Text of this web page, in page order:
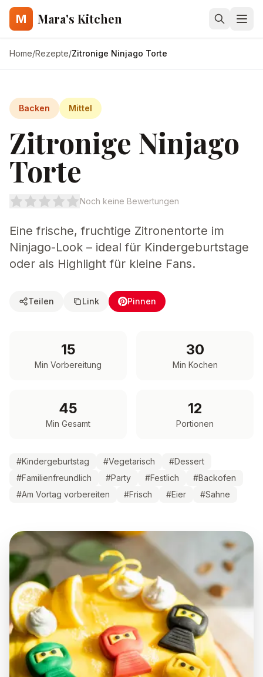
M Mara's Kitchen
Home/Rezepte/Zitronige Ninjago Torte
Backen Mittel
Zitronige Ninjago
Torte
Noch keine Bewertungen
Eine frische, fruchtige Zitronentorte im
Ninjago-Look – ideal für Kindergeburtstage
oder als Highlight für kleine Fans.
Teilen Link Pinnen
15
Min Vorbereitung
30
Min Kochen
45
Min Gesamt
12
Portionen
#Kindergeburtstag #Vegetarisch #Dessert
#Familienfreundlich #Party #Festlich #Backofen
#Am Vortag vorbereiten #Frisch #Eier #Sahne